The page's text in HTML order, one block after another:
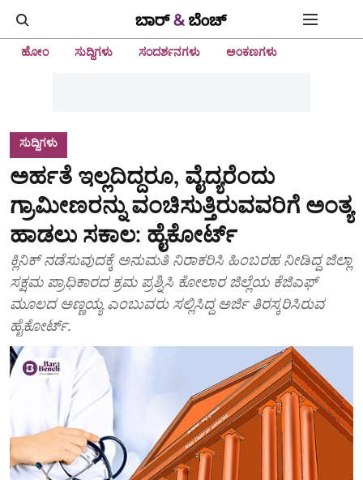
ಹೋಂ ಸುದ್ದಿಗಳು ಸಂದರ್ಶನಗಳು ಅಂಕಣಗಳು
ಸುದ್ದಿಗಳು
ಅರ್ಹತೆ ಇಲ್ಲದಿದ್ದರೂ, ವೈದ್ಯರೆಂದು
ಗ್ರಾಮೀಣರನ್ನು ವಂಚಿಸುತ್ತಿರುವವರಿಗೆ ಅಂತ್ಯ
ಹಾಡಲು ಸಕಾಲ: ಹೈಕೋರ್ಟ್‌
ಕ್ಲಿನಿಕ್ ನಡೆಸುವುದಕ್ಕೆ ಅನುಮತಿ ನಿರಾಕರಿಸಿ ಹಿಂಬರಹ ನೀಡಿದ್ದ ಜಿಲ್ಲಾ
ಸಕ್ಷಮ ಪ್ರಾಧಿಕಾರದ ಕ್ರಮ ಪ್ರಶ್ನಿಸಿ ಕೋಲಾರ ಜಿಲ್ಲೆಯ ಕೆಜಿಎಫ್
ಮೂಲದ ಅಣ್ಣಯ್ಯ ಎಂಬುವರು ಸಲ್ಲಿಸಿದ್ದ ಅರ್ಜಿ ತಿರಸ್ಕರಿಸಿರುವ
ಹೈಕೋರ್ಟ್‌.